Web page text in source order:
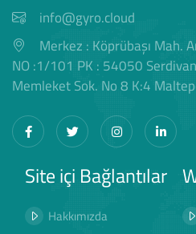
info@gyro.cloud
Merkez : Köprübaşı Mah.
NO :1/101 PK : 54050
Memleket Sok. No 8 K:4
Site içi Bağlantılar
Hakkımızda